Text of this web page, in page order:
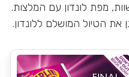
מפת לונדון עם המלצות.
את הטיול המושלם ללונדון.